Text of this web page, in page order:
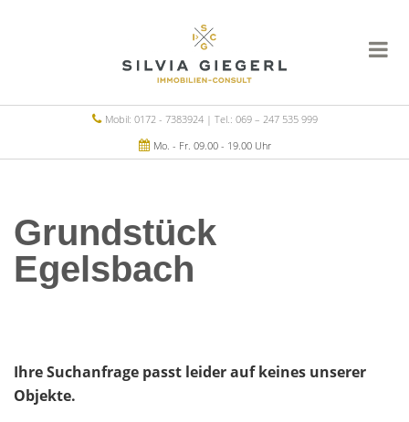
Mobil: 0172 - 7383924 | Tel.: 069 – 247 535 999
Mo. - Fr. 09.00 - 19.00 Uhr
Grundstück
Egelsbach
Ihre Suchanfrage passt leider auf keines unserer
Objekte.